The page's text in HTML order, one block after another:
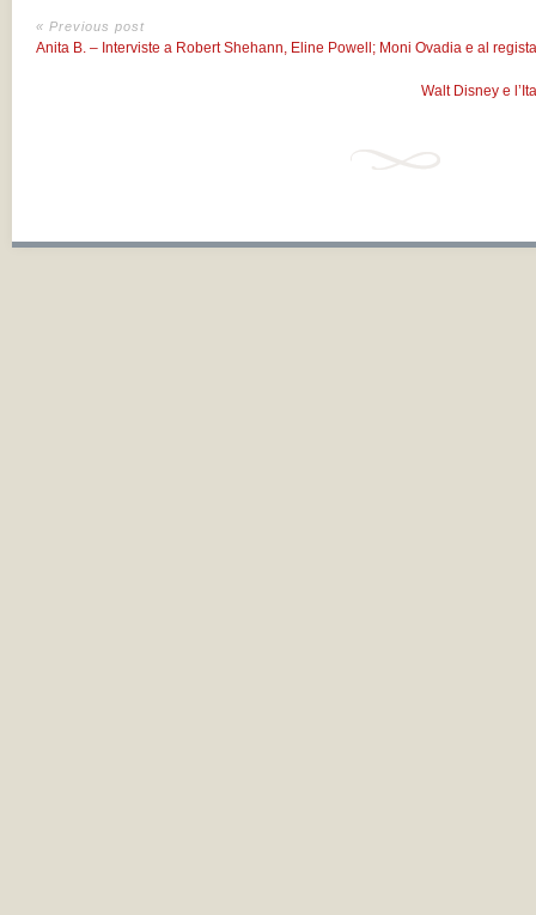
« Previous post
Anita B. – Interviste a Robert Shehann, Eline Powell; Moni Ovadia e al
Walt Disney e